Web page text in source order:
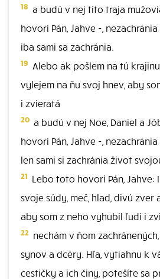
18 a budú v nej títo traja
hovorí Pán, Jahve -,
iba sami sa zachránia.
19 Alebo ak pošlem na tú
vylejem na ňu svoj hnev, aby
i zvieratá
20 a budú v nej Noe, Daniel a
hovorí Pán, Jahve -, nezachránia
len sami si zachránia život
21 Lebo toto hovorí Pán, Jahve:
svoje súdy, meč, hlad, divú zver
aby som z neho vyhubil ľudí i
22 nechám v ňom
synov a dcéry. Hľa, vytiahnu k
cestičky a ich činy, potešíte sa